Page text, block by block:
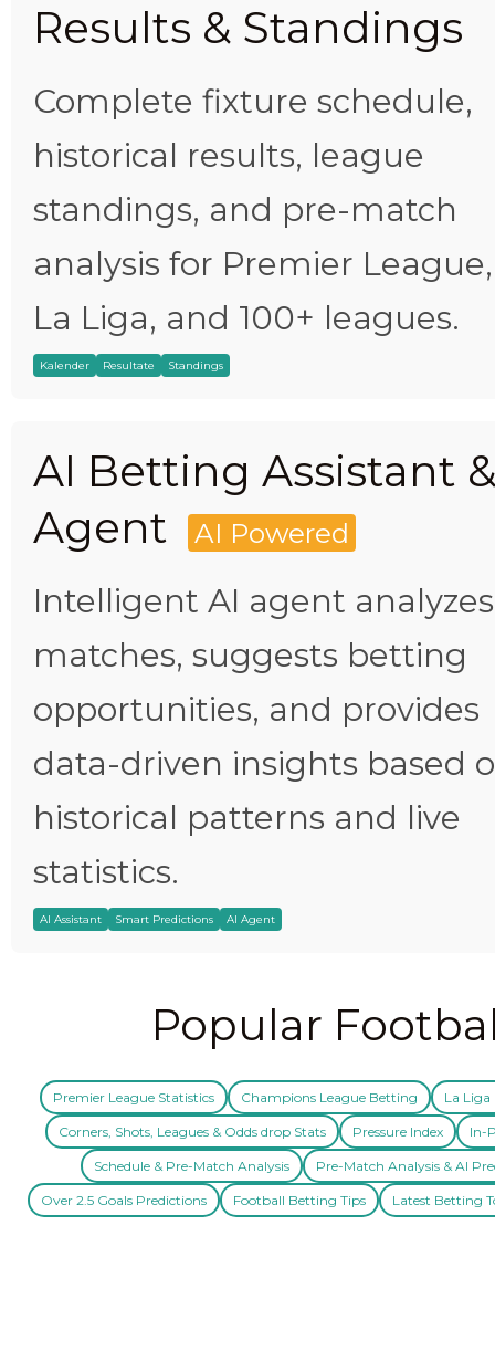
Results & Standings
Complete fixture schedule,
historical results, league
standings, and pre-match
analysis for Premier League,
La Liga, and 100+ leagues.
Kalender Resultate Standings
AI Betting Assistant
Agent
AI Powered
Intelligent AI agent analyzes
matches, suggests betting
opportunities, and provides
data-driven insights based
historical patterns and live
statistics.
AI Assistant Smart Predictions AI Agent
Popular
Premier League Statistics Champions League Betting La Liga
Corners, Shots, Leagues & Odds drop Stats Pressure Index In-
Schedule & Pre-Match Analysis Pre-Match Analysis & AI
Over 2.5 Goals Predictions Football Betting Tips Latest Betting